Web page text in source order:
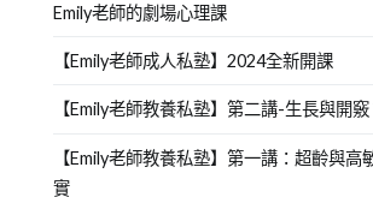
Emily老師的劇場心理課
【Emily老師成人私塾】2024全新開課
【Emily老師教養私塾】第二講-生長與開
【Emily老師教養私塾】第一講：超齡與高
實